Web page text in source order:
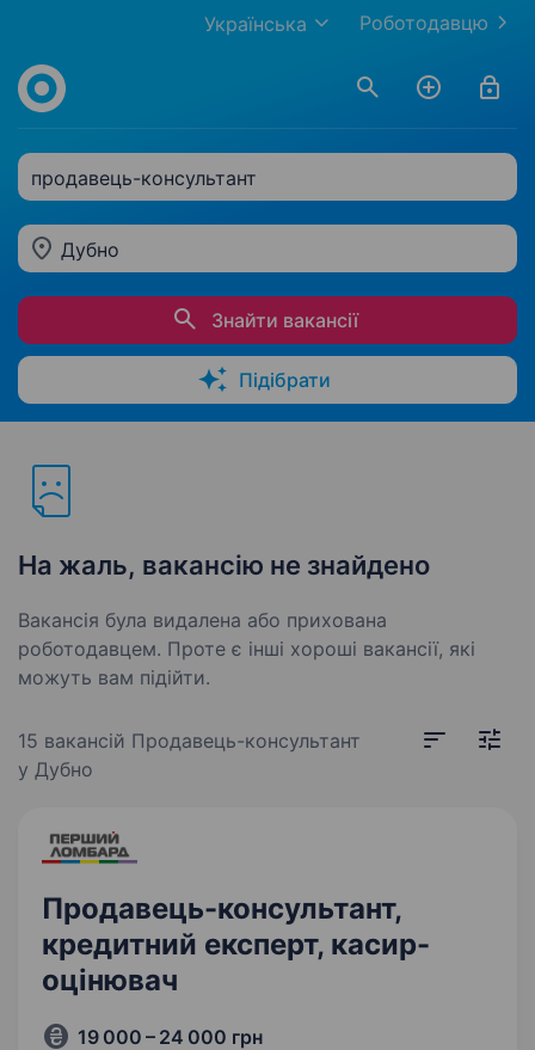
Роботодавцю
Українська
продавець-консультант
Дубно
Знайти вакансії
Підібрати
На жаль, вакансію не знайдено
Вакансія була видалена або прихована
роботодавцем. Проте є інші хороші вакансії, які
можуть вам підійти.
15 вакансій Продавець-консультант
у Дубно
Продавець-консультант,
кредитний експерт, касир-
оцінювач
19 000 – 24 000 грн